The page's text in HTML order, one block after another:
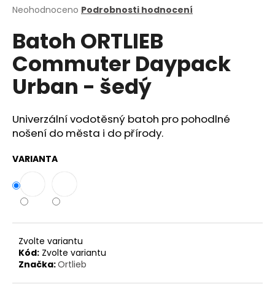
Průměrné
produktu
je
0,0
z
5
hvězdiček.
Neohodnoceno Podrobnosti hodnocení
Batoh ORTLIEB
Commuter Daypack
Urban - šedý
Univerzální vodotěsný batoh pro pohodlné
nošení do města i do přírody.
VARIANTA
Zvolte variantu
Kód: Zvolte variantu
Značka:Ortlieb
a
j
í
t
?
HLEDAT
D
p
o
u